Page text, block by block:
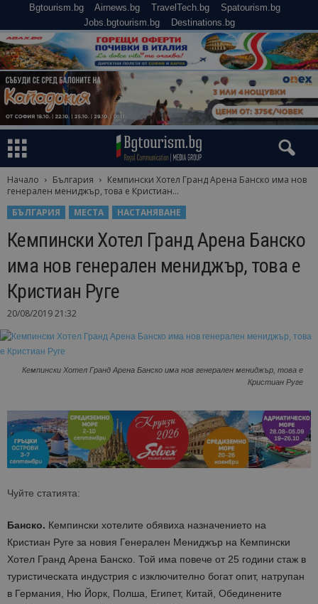
Bgtourism.bg Airnews.bg TravelTech.bg
Spatourism.bg
Jobs.bgtourism.bg
Destinations.bg
Начало България
Кемпински Хотел Гранд Арена Банско има нов
генерален мениджър, това е Кристиан...
БЪЛГАРИЯ
МЕСТА НАСТАНЯВАНЕ
Кемпински Хотел Гранд Арена Банско
има нов генерален мениджър, това е
Кристиан Руге
20/08/2019 21:32
Кемпински Хотел Гранд Арена Банско има нов генерален мениджър, това е
Кристиан Руге
Чуйте статията:
Банско. Кемпински хотелите обявиха назначението на
Кристиан Руге за новия Генерален Мениджър на Кемпински
Хотел Гранд Арена Банско. Той има повече от 25 години стаж в
туристическата индустрия с изключително богат опит, натрупан
в Германия, Ню Йорк, Полша, Египет, Китай, Обединените